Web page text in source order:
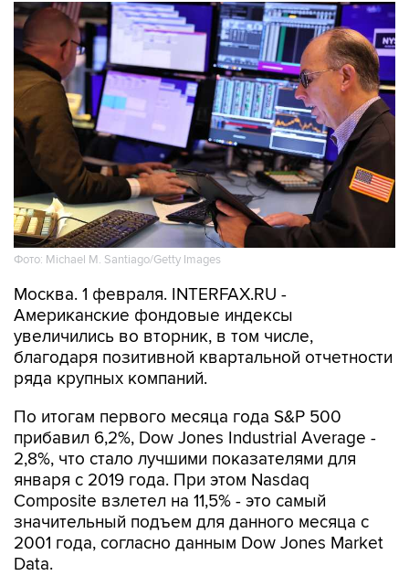
Фото: Michael M. Santiago/Getty Images
Москва. 1 февраля. INTERFAX.RU -
Американские фондовые индексы
увеличились во вторник, в том числе,
благодаря позитивной квартальной отчетности
ряда крупных компаний.
По итогам первого месяца года S&P 500
прибавил 6,2%, Dow Jones Industrial Average -
2,8%, что стало лучшими показателями для
января с 2019 года. При этом Nasdaq
Composite взлетел на 11,5% - это самый
значительный подъем для данного месяца с
2001 года, согласно данным Dow Jones Market
Data.